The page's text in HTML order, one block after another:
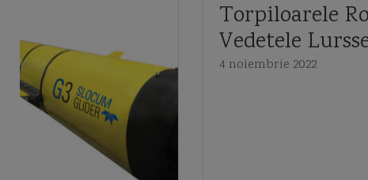
Torpiloarele
Vedetele
4 noiembrie 2022